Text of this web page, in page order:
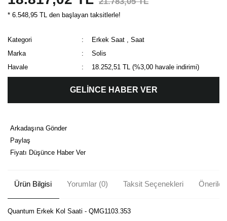
* 6.548,95 TL den başlayan taksitlerle!
Kategori Erkek Saat ,Saat
Marka
Solis
Havale
18.252,51 TL (%3,00 havale indirimi)
GELİNCE HABER VER
Arkadaşına Gönder
Paylaş
Fiyatı Düşünce Haber Ver
Ürün Bilgisi Yorumlar (0) Taksit Seçenekleri
Quantum Erkek Kol Saati - QMG1103.353